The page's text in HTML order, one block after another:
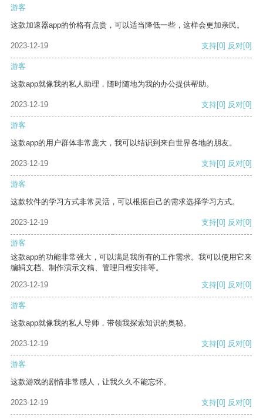
游客
这款加速器app的价格有点贵，可以适当降低一些，这样会更加亲民。
2023-12-19 支持[0] 反对[0]
游客
这款app就像我的私人助理，随时随地为我的办公提供帮助。
2023-12-19 支持[0] 反对[0]
游客
这款app的用户群体非常庞大，我可以结识到来自世界各地的朋友。
2023-12-19 支持[0] 反对[0]
游客
这款软件的学习方式非常灵活，可以根据自己的需求选择学习方式。
2023-12-19 支持[0] 反对[0]
游客
这款app的功能非常强大，可以满足我所有的工作需求。我可以使用它来
编辑文档、制作演示文稿、管理日程安排等。
2023-12-19
支持[0] 反对[0]
游客
这款app就像我的私人导师，带领我探索知识的奥秘。
2023-12-19 支持[0] 反对[0]
游客
这款游戏的剧情非常感人，让我久久不能忘怀。
2023-12-19 支持[0] 反对[0]